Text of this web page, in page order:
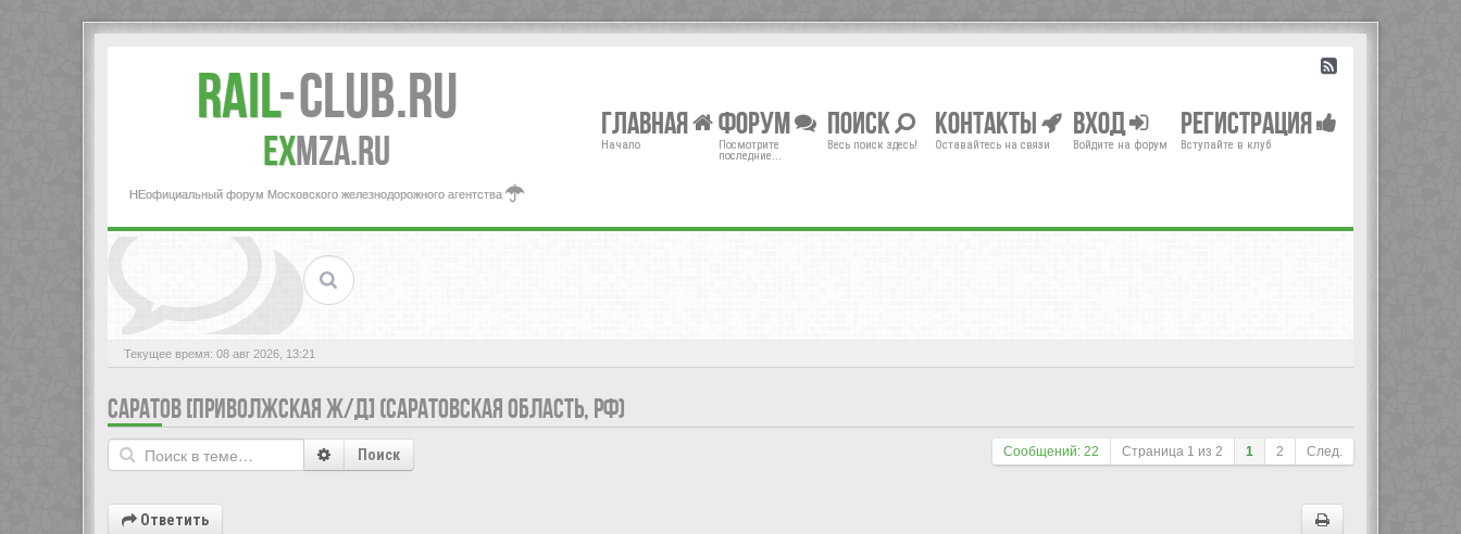
Rail-Club.RU
exMZA.RU
НЕофициальный форум Московского железнодорожного агентства
Главная
Начало
Форум
Посмотрите
последние...
Поиск
Весь поиск здесь!
Контакты
Оставайтесь на связи
Вход
Войдите на форум
Регистрация
Вступайте в клуб
Текущее время: 08 авг 2026, 13:21
САРАТОВ [ПРИВОЛЖСКАЯ Ж/Д] (САРАТОВСКАЯ ОБЛАСТЬ, РФ)
Сообщений: 22 Страница 1 из 2 1 2 След.
Поиск
Ответить